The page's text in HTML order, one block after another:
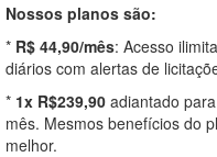
Nossos planos são:
* R$ 44,90/mês: Acesso
diários com alertas de
* 1x R$239,90 adiantado
mês. Mesmos benefícios do
melhor.